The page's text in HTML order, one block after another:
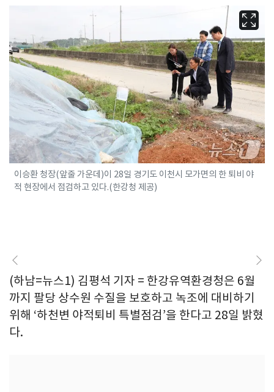
이승환 청장(앞줄 가운데)이 28일 경기도 이천시 모가면의 한 퇴비 야
적 현장에서 점검하고 있다.(한강청 제공)
(하남=뉴스1) 김평석 기자 = 한강유역환경청은 6월
까지 팔당 상수원 수질을 보호하고 녹조에 대비하기
위해 ‘하천변 야적퇴비 특별점검’을 한다고 28일 밝혔
다.